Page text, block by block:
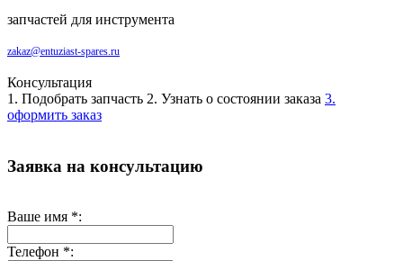
запчастей для инструмента
zakaz@entuziast-spares.ru
Консультация
1. Подобрать запчасть 2. Узнать о состоянии заказа 3.
оформить заказ
Заявка на консультацию
Ваше имя *:
Телефон *: